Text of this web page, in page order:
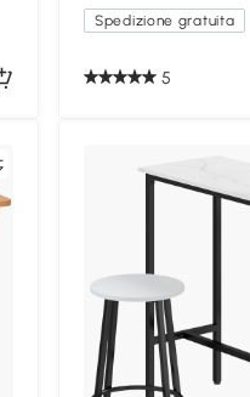
Spedizione gratuita
5